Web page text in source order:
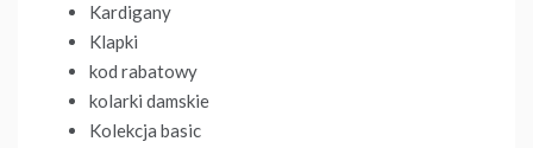
Kardigany
Klapki
kod rabatowy
kolarki damskie
Kolekcja basic